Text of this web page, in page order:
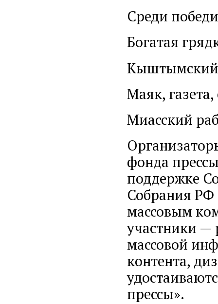
Среди
Богатая
Кыштымский
Маяк,
Миасский
фонда
поддержке
Собрания РФ
массовым
участники —
массовой
контента,
прессы».